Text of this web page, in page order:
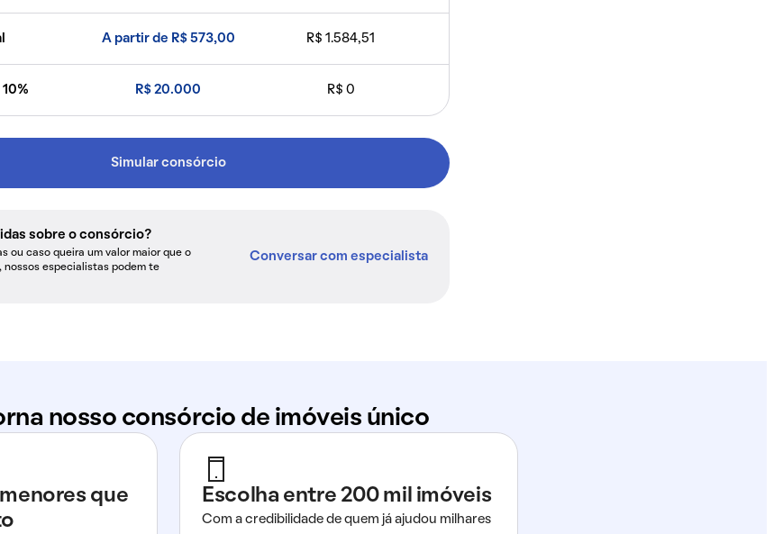
A partir de R$ 573,00 R$ 1.584,51
R$ 20.000 R$ 0
Simular consórcio
sobre o consórcio?
ou caso queira um valor maior que o
nossos especialistas podem te
Conversar com especialista
nosso consórcio de imóveis único
que
Escolha entre 200 mil imóveis
Com a credibilidade de quem já ajudou milhares